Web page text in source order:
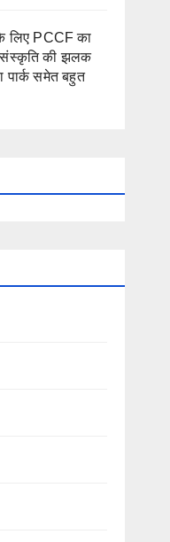
के लिए PCCF का
संस्कृति की झलक
पार्क समेत बहुत